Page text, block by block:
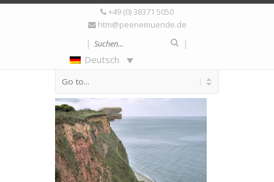
+49 (0) 38371 5050
htm@peenemuende.de
|
|
Deutsch
Articles tagged with:
Annet van der Voort